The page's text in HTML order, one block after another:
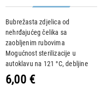
162x77x31 mm
Bubrežasta zdjelica od
nehrđajućeg čelika sa
zaobljenim rubovima
Mogućnost sterilizacije u
autoklavu na 121 °C, debljine
0,5 mm. • Dimenzije: 162 x 77 x
31 mm • Kapacitet: 190 ml
6,00 €